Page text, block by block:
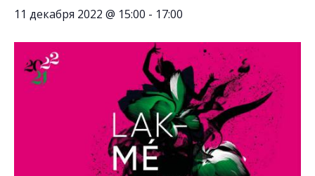
11 декабря 2022 @ 15:00 - 17:00